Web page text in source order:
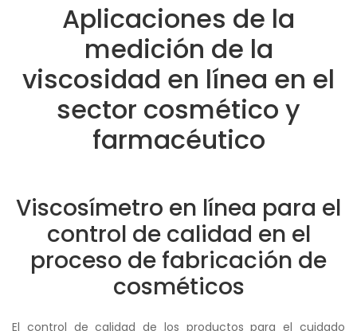
Aplicaciones de la
medición de la
viscosidad en línea en el
sector cosmético y
farmacéutico
Viscosímetro en línea para el
control de calidad en el
proceso de fabricación de
cosméticos
El control de calidad de los productos para el cuidado